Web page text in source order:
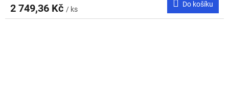
2 749,36 Kč / ks
Do košíku